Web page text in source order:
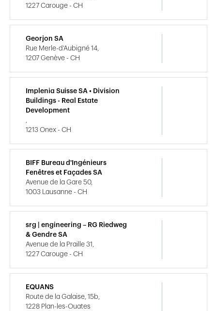
1227 Carouge - CH
Georjon SA
Rue Merle-d'Aubigné 14,
1207 Genève - CH
Implenia Suisse SA • Division
Buildings - Real Estate
Development
1213 Onex - CH
BIFF Bureau d'Ingénieurs
Fenêtres et Façades SA
Avenue de la Gare 50,
1003 Lausanne - CH
srg | engineering – RG Riedweg
& Gendre SA
Avenue de la Praille 31,
1227 Carouge - CH
EQUANS
Route de la Galaise, 15b,
1228 Plan-les-Ouates